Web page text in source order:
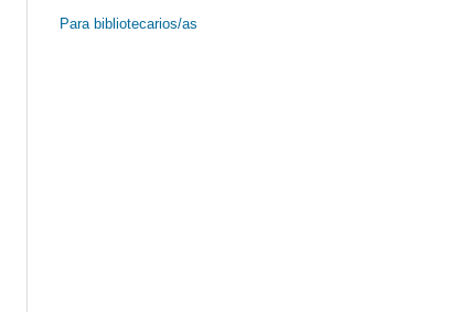
Para bibliotecarios/as